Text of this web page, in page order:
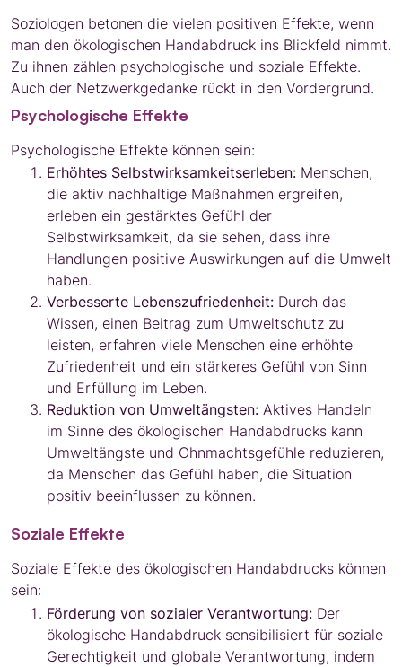
Soziologen betonen die vielen positiven Effekte, wenn
man den ökologischen Handabdruck ins Blickfeld nimmt.
Zu ihnen zählen psychologische und soziale Effekte.
Auch der Netzwerkgedanke rückt in den Vordergrund.
Psychologische Effekte
Psychologische Effekte können sein:
Erhöhtes Selbstwirksamkeitserleben: Menschen,
die aktiv nachhaltige Maßnahmen ergreifen,
erleben ein gestärktes Gefühl der
Selbstwirksamkeit, da sie sehen, dass ihre
Handlungen positive Auswirkungen auf die Umwelt
haben.
Verbesserte Lebenszufriedenheit: Durch das
Wissen, einen Beitrag zum Umweltschutz zu
leisten, erfahren viele Menschen eine erhöhte
Zufriedenheit und ein stärkeres Gefühl von Sinn
und Erfüllung im Leben.
Reduktion von Umweltängsten: Aktives Handeln
im Sinne des ökologischen Handabdrucks kann
Umweltängste und Ohnmachtsgefühle reduzieren,
da Menschen das Gefühl haben, die Situation
positiv beeinflussen zu können.
Soziale Effekte
Soziale Effekte des ökologischen Handabdrucks können
sein:
Förderung von sozialer Verantwortung: Der
ökologische Handabdruck sensibilisiert für soziale
Gerechtigkeit und globale Verantwortung, indem